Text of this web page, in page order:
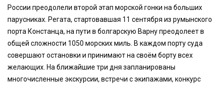
России преодолели второй этап морской гонки на больших
парусниках. Регата, стартовавшая 11 сентября из румынского
порта Констанца, на пути в болгарскую Варну преодолеет в
общей сложности 1050 морских миль. В каждом порту суда
совершают остановки и принимают на своём борту всех
желающих. На ближайшие три дня запланированы
многочисленные экскурсии, встречи с экипажами, конкурс